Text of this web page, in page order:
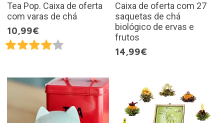
Tea Pop. Caixa de oferta
com varas de chá
10,99€
Caixa de oferta com 27
saquetas de chá
biológico de ervas e
frutos
14,99€